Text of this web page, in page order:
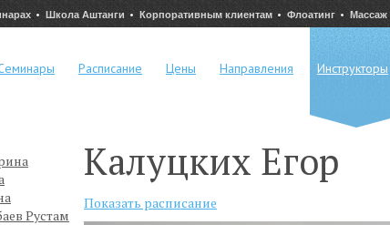
Школа Аштанги Корпоративным клиентам Флоатинг Массаж
Расписание Цены Направления Инструкторы
Рустам
Калуцких Егор
Показать расписание